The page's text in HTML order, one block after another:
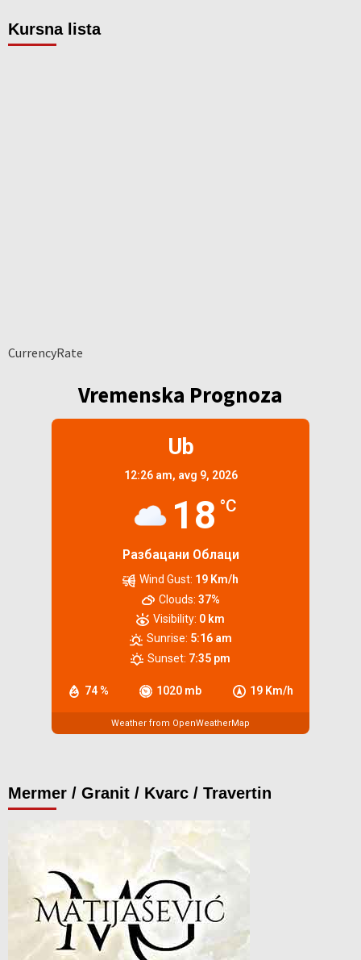
Kursna lista
CurrencyRate
Vremenska Prognoza
Ub
12:26 am, avg 9, 2026
18 °C
Разбацани Облаци
74 % 1020 mb 19 Km/h
Wind Gust: 19 Km/h
Clouds: 37%
Visibility: 0 km
Sunrise: 5:16 am
Sunset: 7:35 pm
Weather from OpenWeatherMap
Mermer / Granit / Kvarc / Travertin